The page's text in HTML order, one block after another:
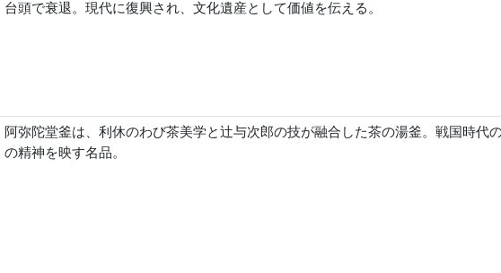
台頭で衰退。現代に復興され、文化遺産として価値を伝える。
阿弥陀堂釜は、利休のわび茶美学と辻与次郎の技が融合した茶の湯釜。戦国時
の精神を映す名品。